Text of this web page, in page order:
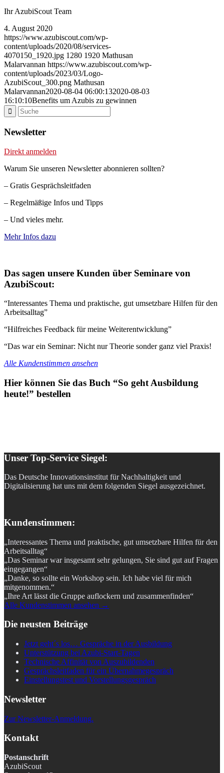
Ihr AzubiScout Team
4. August 2020
https://www.azubiscout.com/wp-
content/uploads/2020/08/services-
4070150_1920.jpg 1280 1920 Mathusan
Malarvannan https://www.azubiscout.com/wp-
content/uploads/2023/03/Logo-
AzubiScout_300.png Mathusan
Malarvannan2020-08-04 06:00:132020-08-03
16:10:10Benefits um Azubis zu gewinnen
Newsletter
Direkt anmelden
Warum Sie unseren Newsletter abonnieren sollten?
– Gratis Gesprächsleitfaden
– Regelmäßige Infos und Tipps
– Und vieles mehr.
Mehr Infos dazu
Das sagen unsere Kunden über Seminare von
AzubiScout:
“Interessantes Thema und praktische, gut umsetzbare Hilfen für den
Arbeitsalltag”
“Hilfreiches Feedback für meine Weiterentwicklung”
“Das war ein Seminar: Nicht nur Theorie sonder ganz viel Praxis!
Alle Kundenstimmen ansehen
Hier können Sie das Buch “So geht Ausbildung
heute!” bestellen
Unser Top-Service Siegel:
Das Deutsche Innovationsinstitut für Nachhaltigkeit und
Digitalisierung hat uns mit dem folgenden Siegel ausgezeichnet.
Kundenstimmen:
„Interessantes Thema und praktische, gut umsetzbare Hilfen für den
Arbeitsalltag“
„Das Seminar war insgesamt sehr gelungen, Sie sind gut auf Fragen
eingegangen“
„Danke, so sollte ein Workshop sein. Ich habe viel für mich
mitgenommen.“
„Ihre Art lässt die Gruppe auflockern und zusammenfinden“
Alle Kundenstimmen ansehen →
Die neusten Beiträge
Jetzt geht´s los… Gespräche in der Ausbildung
Unterstützung bei Azubi-Start-Tagen
Technische Affinität von Auszubildenden
Gesprächsleitfaden für ein Übernahmegespräch
Einstellungstest und Vorstellungsgespräch
Newsletter
Zur Newsletter-Anmeldung.
Kontakt
Postanschrift
AzubiScout